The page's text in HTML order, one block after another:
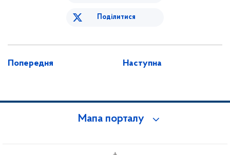
Поділитися
Попередня Наступна
Мапа порталу